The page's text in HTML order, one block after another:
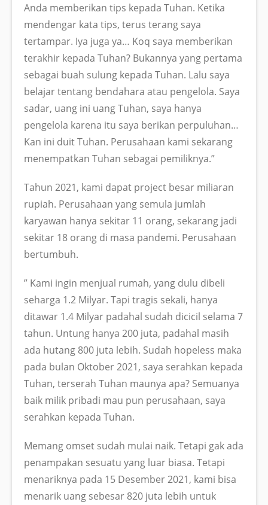
Anda memberikan tips kepada Tuhan. Ketika
mendengar kata tips, terus terang saya
tertampar. Iya juga ya… Koq saya memberikan
terakhir kepada Tuhan? Bukannya yang pertama
sebagai buah sulung kepada Tuhan. Lalu saya
belajar tentang bendahara atau pengelola. Saya
sadar, uang ini uang Tuhan, saya hanya
pengelola karena itu saya berikan perpuluhan…
Kan ini duit Tuhan. Perusahaan kami sekarang
menempatkan Tuhan sebagai pemiliknya.”
Tahun 2021, kami dapat project besar miliaran
rupiah. Perusahaan yang semula jumlah
karyawan hanya sekitar 11 orang, sekarang jadi
sekitar 18 orang di masa pandemi. Perusahaan
bertumbuh.
” Kami ingin menjual rumah, yang dulu dibeli
seharga 1.2 Milyar. Tapi tragis sekali, hanya
ditawar 1.4 Milyar padahal sudah dicicil selama 7
tahun. Untung hanya 200 juta, padahal masih
ada hutang 800 juta lebih. Sudah hopeless maka
pada bulan Oktober 2021, saya serahkan kepada
Tuhan, terserah Tuhan maunya apa? Semuanya
baik milik pribadi mau pun perusahaan, saya
serahkan kepada Tuhan.
Memang omset sudah mulai naik. Tetapi gak ada
penampakan sesuatu yang luar biasa. Tetapi
menariknya pada 15 Desember 2021, kami bisa
menarik uang sebesar 820 juta lebih untuk